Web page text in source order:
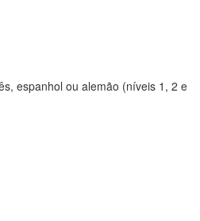
espanhol ou alemão (níveis 1, 2 e